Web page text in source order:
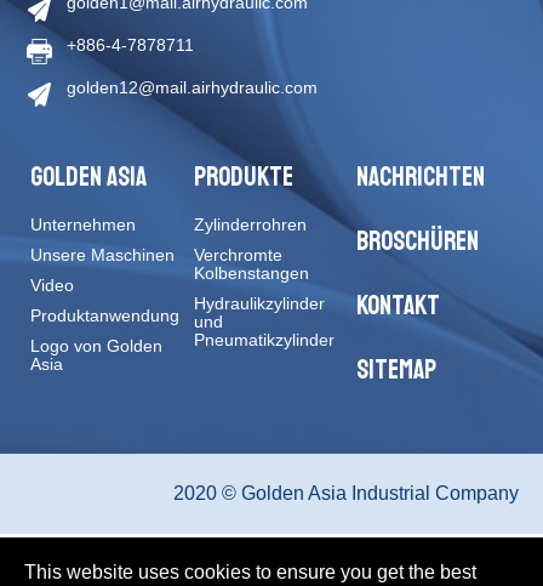
+886-4-7878711
golden12@mail.airhydraulic.com
GOLDEN ASIA
Unternehmen
Unsere Maschinen
Video
Produktanwendung
Logo von Golden
Asia
PRODUKTE
Zylinderrohren
Verchromte
Kolbenstangen
Hydraulikzylinder
und
Pneumatikzylinder
NACHRICHTEN
BROSCHÜREN
KONTAKT
SITEMAP
2020 © Golden Asia Industrial Company
This website uses cookies to ensure you get the best